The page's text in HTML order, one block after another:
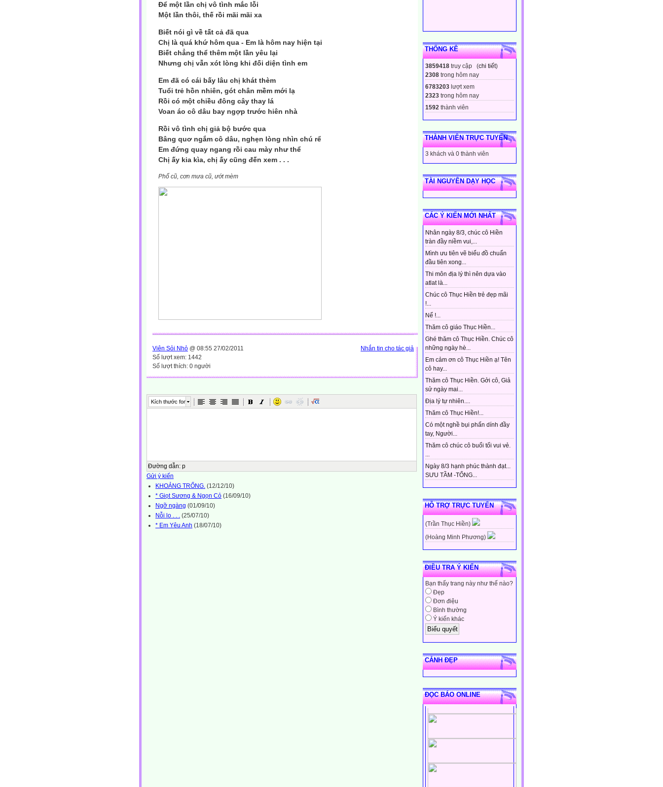
THỐNG KÊ
3859418 truy cập (chi tiết)
2308 trong hôm nay
6783203 lượt xem
2323 trong hôm nay
1592 thành viên
THÀNH VIÊN TRỰC TUYẾN
3 khách và 0 thành viên
TÀI NGUYÊN DẠY HỌC
CÁC Ý KIẾN MỚI NHẤT
Nhân ngày 8/3, chúc cô Hiền
tràn đầy niềm vui,...
Mình ưu tiên vẽ biểu đồ chuẩn
đầu tiên xong...
Thi môn địa lý thì nên dựa vào
atlat là...
Chúc cô Thục Hiền trẻ đẹp mãi
!...
Nể !...
Thăm cô giáo Thục Hiền...
Ghé thăm cô Thục Hiền. Chúc cô
những ngày hè...
Em cảm ơn cô Thục Hiền ạ! Tên
cô hay...
Thăm cô Thục Hiền. Gởi cô, Giả
sử ngày mai...
Địa lý tự nhiên....
Thăm cô Thục Hiền!...
Có một nghề bụi phấn dính đầy
tay, Người...
Thăm cô chúc cô buổi tối vui vẻ.
...
Ngày 8/3 hạnh phúc thành đạt...
SƯU TẦM -TỔNG...
HỖ TRỢ TRỰC TUYẾN
(Trần Thục Hiền)
(Hoàng Minh Phương)
ĐIỀU TRA Ý KIẾN
Bạn thấy trang này như thế nào?
Đẹp
Đơn điệu
Bình thường
Ý kiến khác
CẢNH ĐẸP
ĐỌC BÁO ONLINE
Để một lần chị vô tình mắc lỗi
Một lần thôi, thế rồi mãi mãi xa
Biết nói gì về tất cả đã qua
Chị là quá khứ hôm qua - Em là hôm nay hiện tại
Biết chẳng thể thêm một lần yêu lại
Nhưng chị vẫn xót lòng khi đối diện tình em
Em đã có cái bấy lâu chị khát thèm
Tuổi trẻ hồn nhiên, gót chân mềm mới lạ
Rồi có một chiều đông cây thay lá
Voan áo cô dâu bay ngợp trước hiên nhà
Rồi vô tình chị giả bộ bước qua
Bâng quơ ngắm cô dâu, nghẹn lòng nhìn chú rể
Em đứng quay ngang rồi cau mày như thể
Chị ấy kia kìa, chị ấy cũng đến xem . . .
Phố cũ, cơn mưa cũ, ướt mèm
Nhắn tin cho tác giả
Viên Sỏi Nhỏ @ 08:55 27/02/2011
Số lượt xem: 1442
Số lượt thích: 0 người
Kích thước font
Đường dẫn: p
Gửi ý kiến
KHOẢNG TRỐNG. (12/12/10)
* Giọt Sương & Ngọn Cỏ (16/09/10)
Ngỡ ngàng (01/09/10)
Nỗi lo . . . (25/07/10)
* Em Yêu Anh (18/07/10)